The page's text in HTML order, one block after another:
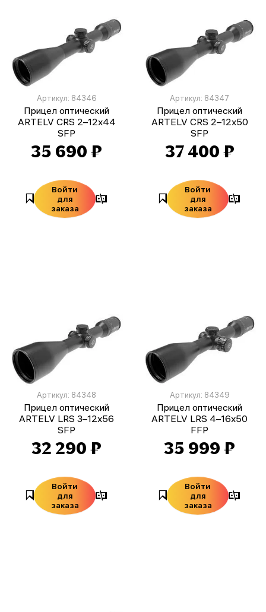
Артикул: 84346
Прицел оптический
ARTELV CRS 2–12x44
SFP
35 690 ₽
Войти
для
заказа
Артикул: 84347
Прицел оптический
ARTELV CRS 2–12x50
SFP
37 400 ₽
Войти
для
заказа
Артикул: 84348
Прицел оптический
ARTELV LRS 3–12x56
SFP
32 290 ₽
Войти
для
заказа
Артикул: 84349
Прицел оптический
ARTELV LRS 4–16x50
FFP
35 999 ₽
Войти
для
заказа